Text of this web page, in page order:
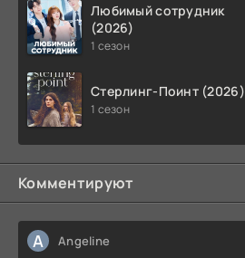
Любимый сотрудник
(2026)
1 сезон
Стерлинг-Поинт (2026)
1 сезон
Комментируют
A Angeline